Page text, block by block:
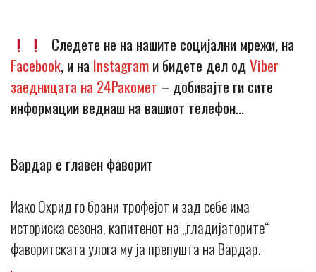
Следете не на нашите социјални мрежи, на
Facebook, и наInstagramи бидете дел одViber
заедницата на 24Ракомет – добивајте ги сите
информации веднаш на вашиот телефон…
Вардар е главен фаворит
Иако Охрид го брани трофејот и зад себе има
историска сезона, капитенот на „гладијаторите“
фаворитската улога му ја препушта на Вардар.